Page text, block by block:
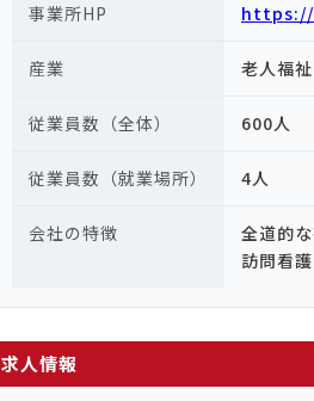
事業所HP
産業 老人福
従業員数（全体） 600人
従業員数（就業場所） 4人
会社の特徴
全道的
訪問看
求人情報